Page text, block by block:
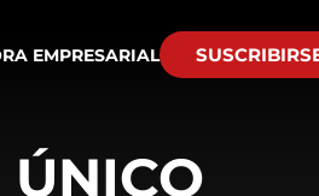
EMPRESARIAL
ÚNICO